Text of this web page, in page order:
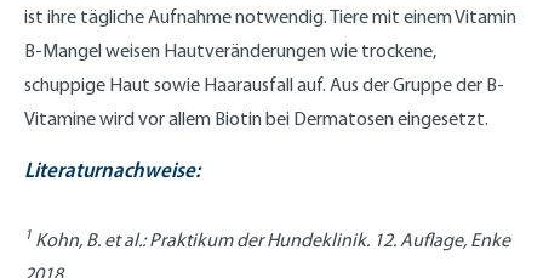
ist ihre tägliche Aufnahme notwendig. Tiere mit einem Vitamin
B-Mangel weisen Hautveränderungen wie trockene,
schuppige Haut sowie Haarausfall auf. Aus der Gruppe der B-
Vitamine wird vor allem Biotin bei Dermatosen eingesetzt.
Literaturnachweise:
1 Kohn, B. et al.: Praktikum der Hundeklinik. 12. Auflage, Enke
2018